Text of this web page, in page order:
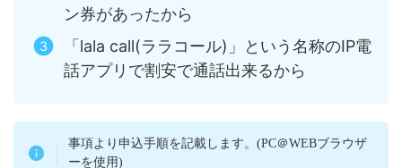
ン券があったから
「lala call(ララコール)」という名称のIP電
話アプリで割安で通話出来るから
事項より申込手順を記載します。(PC＠WEBブラウザ
ーを使用)